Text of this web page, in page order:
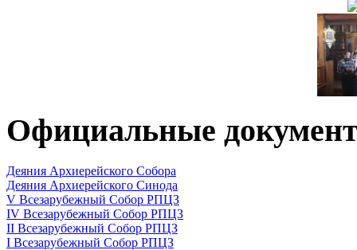
Официальные
Деяния Архиерейского Собора
Деяния Архиерейского Синода
V Всезарубежный Собор РПЦЗ
IV Всезарубежный Собор РПЦЗ
II Всезарубежный Собор РПЦЗ
I Всезарубежный Собор РПЦЗ